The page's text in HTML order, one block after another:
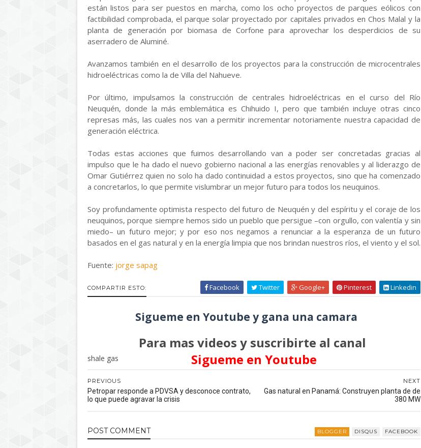
están listos para ser puestos en marcha, como los ocho proyectos de parques eólicos con
factibilidad comprobada, el parque solar proyectado por capitales privados en Chos Malal y la
planta de generación por biomasa de Corfone para aprovechar los desperdicios de su
aserradero de Aluminé.
Avanzamos también en el desarrollo de los proyectos para la construcción de microcentrales
hidroeléctricas como la de Villa del Nahueve.
Por último, impulsamos la construcción de centrales hidroeléctricas en el curso del Río
Neuquén, donde la más emblemática es Chihuido I, pero que también incluye otras cinco
represas más, las cuales nos van a permitir incrementar notoriamente nuestra capacidad de
generación eléctrica.
Todas estas acciones que fuimos desarrollando van a poder ser concretadas gracias al
impulso que le ha dado el nuevo gobierno nacional a las energías renovables y al liderazgo de
Omar Gutiérrez quien no solo ha dado continuidad a estos proyectos, sino que ha comenzado
a concretarlos, lo que permite vislumbrar un mejor futuro para todos los neuquinos.
Soy profundamente optimista respecto del futuro de Neuquén y del espíritu y el coraje de los
neuquinos, porque siempre hemos sido un pueblo que persigue –con orgullo, con valentía y sin
miedo– un futuro mejor; y por eso nos negamos a renunciar a la esperanza de un futuro
basados en el gas natural y en la energía limpia que nos brindan nuestros ríos, el viento y el sol.
Fuente: jorge sapag
COMPARTIR ESTO: Facebook Twitter Google+ Pinterest Linkedin
Sigueme en Youtube y gana una camara
Para mas videos y suscribirte al canal
Sigueme en Youtube
shale gas
NEXT
Gas natural en Panamá: Construyen planta de de
380 MW
PREVIOUS
Petropar responde a PDVSA y desconoce contrato,
lo que puede agravar la crisis
POST COMMENT BLOGGER DISQUS FACEBOOK